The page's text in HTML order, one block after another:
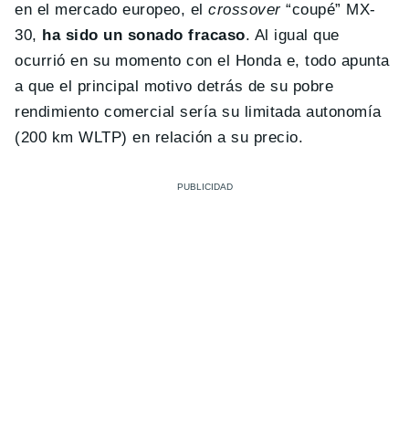
en el mercado europeo, elcrossover“coupé” MX-
30, ha sido un sonado fracaso. Al igual que
ocurrió en su momento con el Honda e, todo apunta
a que el principal motivo detrás de su pobre
rendimiento comercial sería su limitada autonomía
(200 km WLTP) en relación a su precio.